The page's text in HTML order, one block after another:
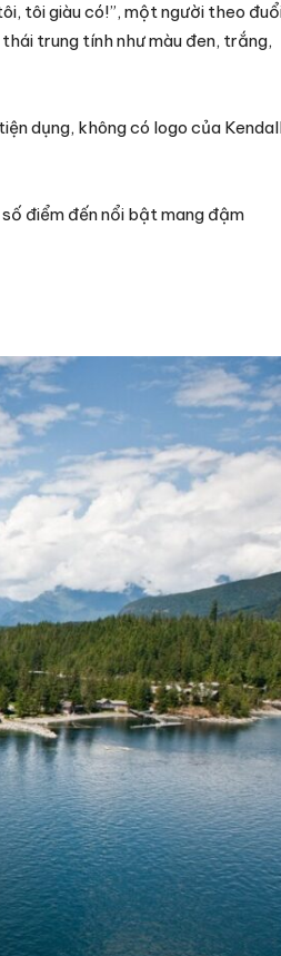
tôi giàu có!”, một người theo
trung tính như màu đen, trắng,
dụng, không có logo của
điểm đến nổi bật mang đậm